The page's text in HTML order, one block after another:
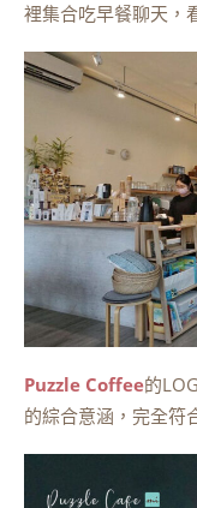
裡集合吃早餐聊天，
Puzzle Coffee的
的綜合意涵，完全符